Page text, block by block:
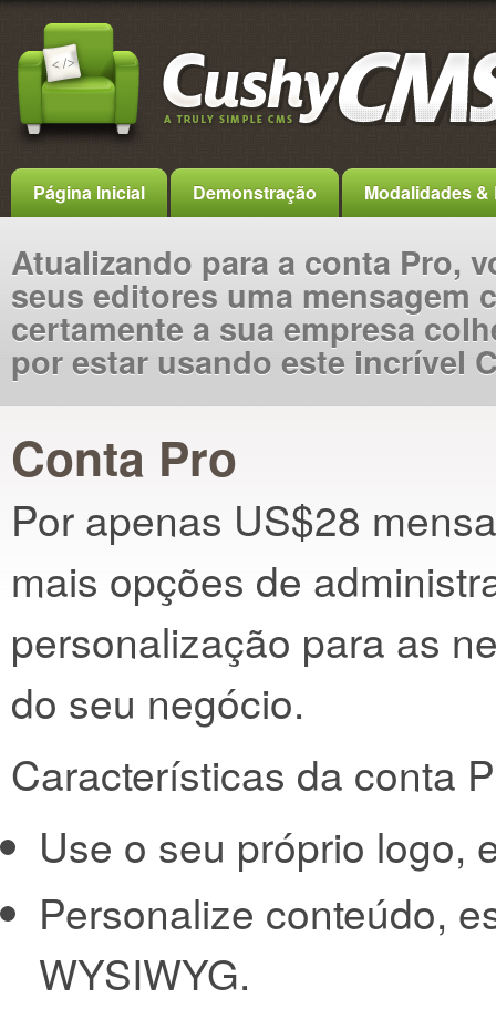
Página Inicial Demonstração Modalidades
Atualizando para a conta Pro,
seus editores uma mensagem
certamente a sua empresa
por estar usando este incrível
Conta Pro
Por apenas US$28
mais opções de
personalização para as
do seu negócio.
Características da conta
Use o seu próprio logo,
Personalize conteúdo,
WYSIWYG.